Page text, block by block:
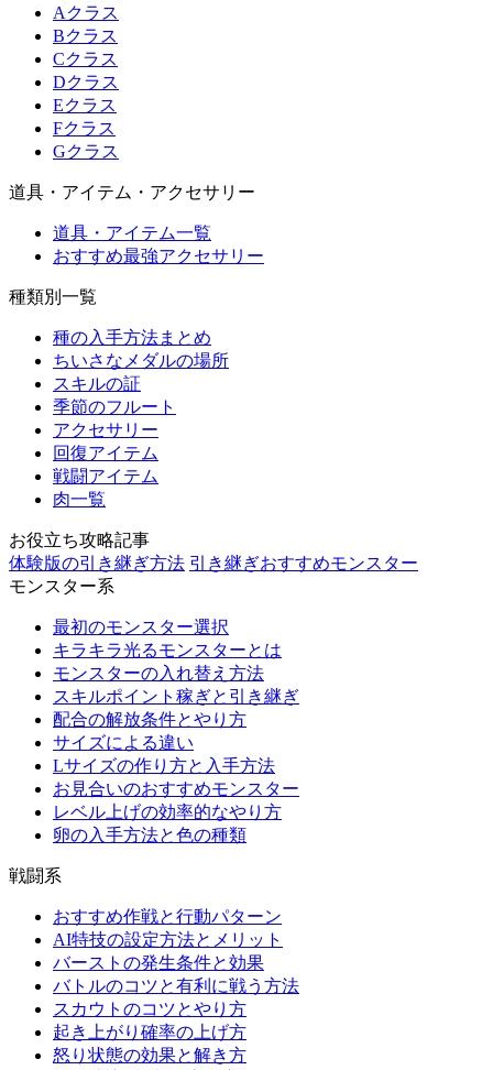
Aクラス
Bクラス
Cクラス
Dクラス
Eクラス
Fクラス
Gクラス
道具・アイテム・アクセサリー
道具・アイテム一覧
おすすめ最強アクセサリー
種類別一覧
種の入手方法まとめ
ちいさなメダルの場所
スキルの証
季節のフルート
アクセサリー
回復アイテム
戦闘アイテム
肉一覧
お役立ち攻略記事
体験版の引き継ぎ方法 引き継ぎおすすめモンスター
モンスター系
最初のモンスター選択
キラキラ光るモンスターとは
モンスターの入れ替え方法
スキルポイント稼ぎと引き継ぎ
配合の解放条件とやり方
サイズによる違い
Lサイズの作り方と入手方法
お見合いのおすすめモンスター
レベル上げの効率的なやり方
卵の入手方法と色の種類
戦闘系
おすすめ作戦と行動パターン
AI特技の設定方法とメリット
バーストの発生条件と効果
バトルのコツと有利に戦う方法
スカウトのコツとやり方
起き上がり確率の上げ方
怒り状態の効果と解き方